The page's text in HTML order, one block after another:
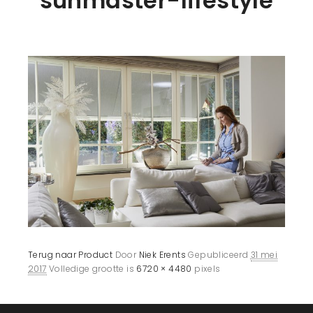
Terug naar Product Door Niek Erents Gepubliceerd 31 mei
2017 Volledige grootte is 6720 × 4480 pixels